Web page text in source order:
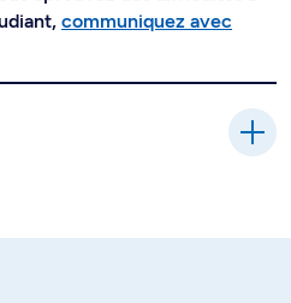
communiquez avec